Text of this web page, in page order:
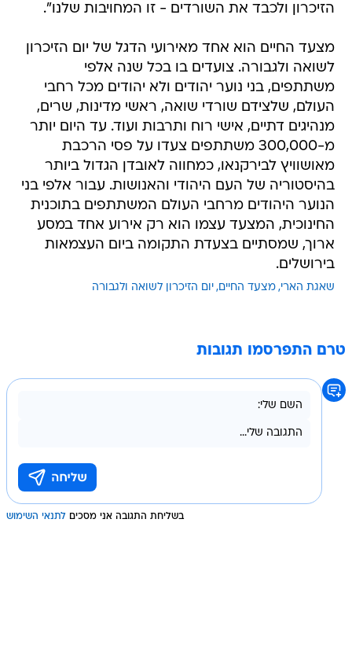
הזיכרון ולכבד את השורדים - זו המחויבות שלנו".
מצעד החיים הוא אחד מאירועי הדגל של יום הזיכרון
לשואה ולגבורה. צועדים בו בכל שנה אלפי
משתתפים, בני נוער יהודים ולא יהודים מכל רחבי
העולם, שלצידם שורדי שואה, ראשי מדינות, שרים,
מנהיגים דתיים, אישי רוח ותרבות ועוד. עד היום יותר
מ-300,000 משתתפים צעדו על פסי הרכבת
מאושוויץ לבירקנאו, כמחווה לאובדן הגדול ביותר
בהיסטוריה של העם היהודי והאנושות. עבור אלפי בני
הנוער היהודים מרחבי העולם המשתתפים בתוכנית
החינוכית, המצעד עצמו הוא רק אירוע אחד במסע
ארוך, שמסתיים בצעדת התקומה ביום העצמאות
בירושלים.
שאגת הארי מצעד החיים יום הזיכרון לשואה ולגבורה
טרם התפרסמו תגובות
בשליחת התגובה אני מסכים לתנאי השימוש